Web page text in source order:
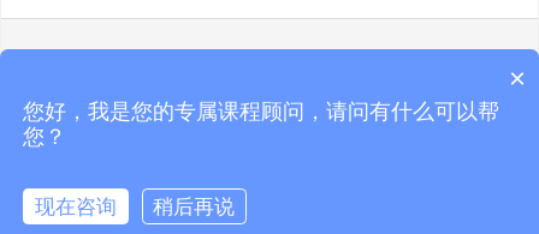
上一页 下一页
Copyright © 2025 凯洛格咨询 ALL RIGHTS RESERVED
×
您好，我是您的专属课程顾问，请问有什么可以帮
您？
现在咨询 稍后再说